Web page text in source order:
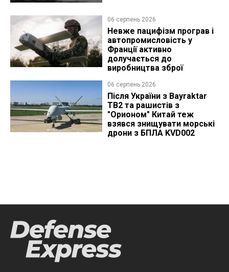
06 серпень 2026
Невже пацифізм програв і
автопромисловість у
Франції активно
долучається до
виробництва зброї
06 серпень 2026
Після України з Bayraktar
TB2 та рашистів з
"Орионом" Китай теж
взявся знищувати морські
дрони з БПЛА KVD002